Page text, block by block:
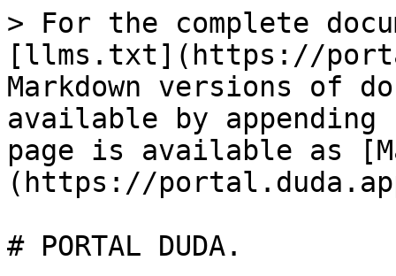
> For the complete
[llms.txt](https://
Markdown versions of
available by
page is available as
(https://
# PORTAL DUDA.